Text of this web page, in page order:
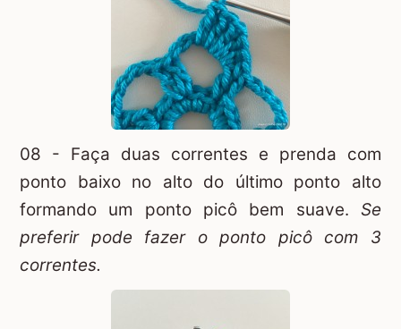
08 - Faça duas correntes e prenda com
ponto baixo no alto do último ponto alto
formando um ponto picô bem suave. Se
preferir pode fazer o ponto picô com 3
correntes.